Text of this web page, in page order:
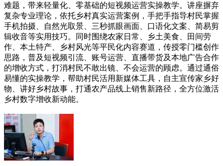
难题，带来轻量化、零基础的短视频运营实操教学。讲座摒弃
复杂专业理论，依托乡村真实运营案例，手把手指导村民掌握
手机拍摄、自然光取景、三秒抓眼画面、口语化文案、简易剪
辑收音等实用技巧。同时围绕农家日常、乡土美食、田间劳
作、本土特产、乡村风光等平民化内容赛道，传授零门槛创作
思路，普及短视频引流、账号运营、直播带货及本地广告合作
的增收方式，打消村民不敢出镜、不会运营的顾虑。通过通俗
易懂的实操教学，帮助村民活用新媒体工具，自主宣传家乡好
物、讲好乡村故事，打通农产品线上销售新路径，全方位激活
乡村数字增收新动能。